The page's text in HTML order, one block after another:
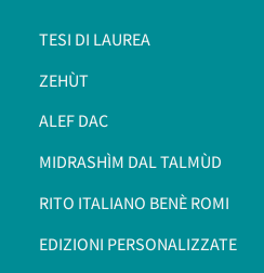
TESI DI LAUREA
ZEHÙT
ALEF DAC
MIDRASHÌM DAL TALMÙD
RITO ITALIANO BENÈ ROMI​
EDIZIONI PERSONALIZZATE